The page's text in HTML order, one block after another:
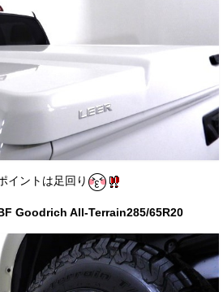
イントは足回り
Goodrich All-Terrain285/65R20